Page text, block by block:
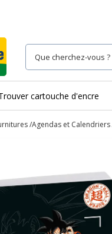
cartouche d'encre
Agendas et Calendriers